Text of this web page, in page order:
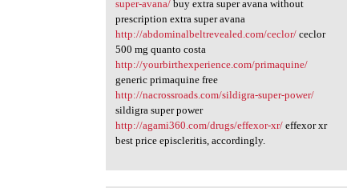
super-avana/buy extra super avana without
prescription extra super avana
http://abdominalbeltrevealed.com/ceclor/ceclor
500 mg quanto costa
http://yourbirthexperience.com/primaquine/
generic primaquine free
http://nacrossroads.com/sildigra-super-power/
sildigra super power
http://agami360.com/drugs/effexor-xr/effexor xr
best price episcleritis, accordingly.